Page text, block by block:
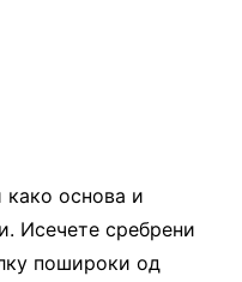
како основа и
Исечете сребрени
пошироки од